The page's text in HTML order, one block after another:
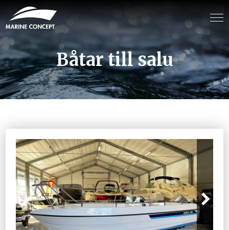
Båtar till salu